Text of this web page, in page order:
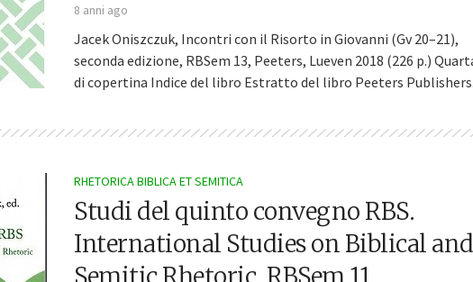
8 anni ago
Jacek Oniszczuk, Incontri con il Risorto in Giovanni (Gv 20–21),
seconda edizione, RBSem 13, Peeters, Lueven 2018 (226 p.)
di copertina Indice del libro Estratto del libro Peeters
RHETORICA BIBLICA ET SEMITICA
Studi del quinto convegno RBS.
International Studies on Biblical and
Semitic Rhetoric, RBSem 11
Dodicesimo Seminario di apprendimento
Seminario annuale di